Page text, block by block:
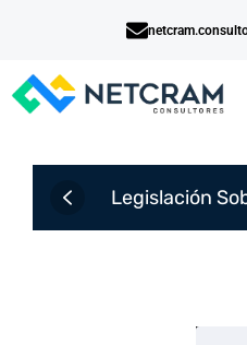
Legislación